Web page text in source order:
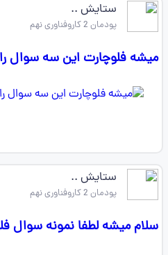
ستایش ..
پودمان 2 کاروفناوری نهم
میشه فلوچارت این سه سوال
ستایش ..
پودمان 2 کاروفناوری نهم
سلام میشه لطفا نمونه سوال